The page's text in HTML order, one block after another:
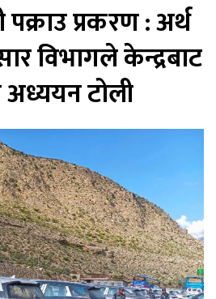
पक्राउ प्रकरण : अर्थ
विभागले केन्द्रबाट
टोली